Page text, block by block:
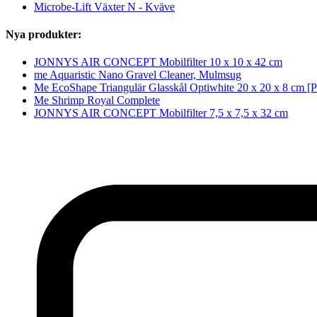
Microbe-Lift Växter N - Kväve
Nya produkter:
JONNYS AIR CONCEPT Mobilfilter 10 x 10 x 42 cm
me Aquaristic Nano Gravel Cleaner, Mulmsug
Me EcoShape Triangulär Glasskål Optiwhite 20 x 20 x 8 cm
Me Shrimp Royal Complete
JONNYS AIR CONCEPT Mobilfilter 7,5 x 7,5 x 32 cm